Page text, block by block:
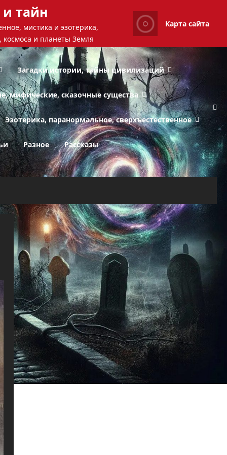
тайн
мистика и эзотерика,
космоса и планеты Земля
Карта сайта
Загадки истории, тайны цивилизаций
мифические, сказочные существа
Эзотерика, паранормальное, сверхъестественное
Разное Рассказы